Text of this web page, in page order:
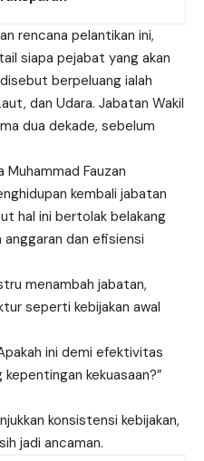
rencana pelantikan ini,
siapa pejabat yang akan
berpeluang ialah
dan Udara. Jabatan Wakil
dua dekade, sebelum
Fauzan
kembali jabatan
hal ini bertolak belakang
dan efisiensi
menambah jabatan,
seperti kebijakan awal
ini demi efektivitas
kekuasaan?”
konsistensi kebijakan,
jadi ancaman.